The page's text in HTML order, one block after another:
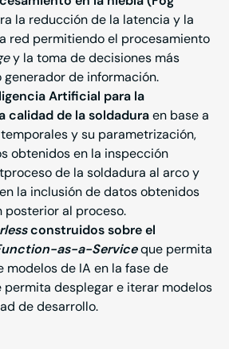
la reducción de la latencia y la
red permitiendo el procesamiento
y la toma de decisiones más
de información.
Artificial para la
calidad de la soldaduraen base a
y su parametrización,
obtenidos en la inspección
de la soldadura al arco y
la inclusión de datos obtenidos
posterior al proceso.
construidos sobre el
as-a-Serviceque permita
modelos de IA en la fase de
permita desplegar e iterar modelos
de desarrollo.